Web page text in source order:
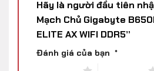
Hãy là người đầu tiên
Mạch Chủ Gigabyte
ELITE AX WIFI DDR5”
Đánh giá của bạn *